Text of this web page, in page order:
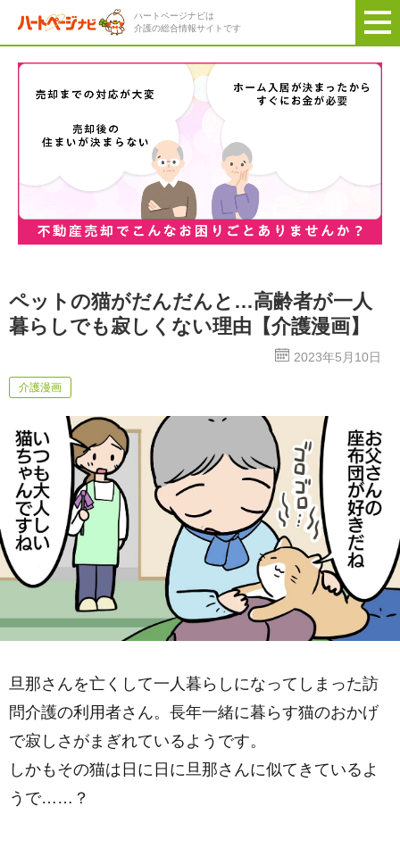
ハートページナビは
介護の総合情報サイトです
ペットの猫がだんだんと…高齢者が一人
暮らしでも寂しくない理由【介護漫画】
2023年5月10日
介護漫画
旦那さんを亡くして一人暮らしになってしまった訪
問介護の利用者さん。長年一緒に暮らす猫のおかげ
で寂しさがまぎれているようです。
しかもその猫は日に日に旦那さんに似てきているよ
うで……？